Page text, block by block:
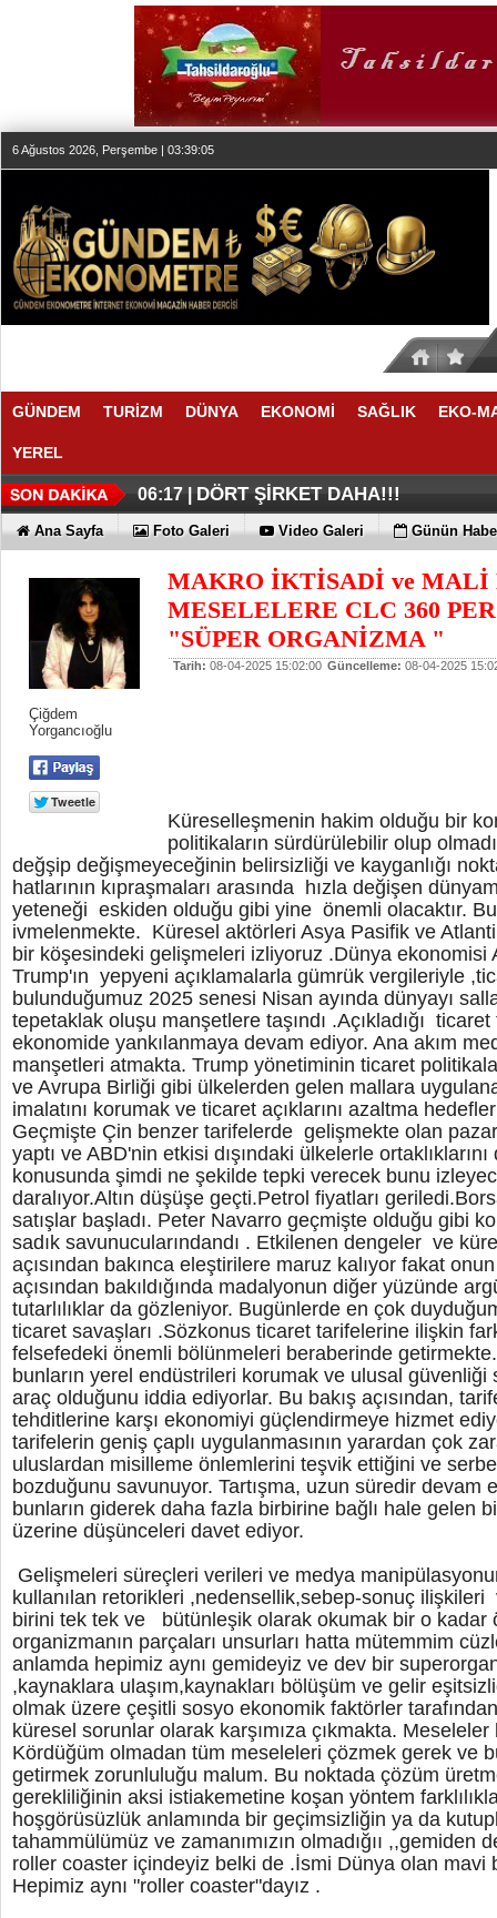
6 Ağustos 2026, Perşembe | 03:39:07
GÜNDEM TURİZM DÜNYA EKONOMİ SAĞLIK EKO-
YEREL
06:28 |EN İYİLER DEĞİL EN UYGUNLAR
06:23 |KOÇ GİBİ YATIRIM YAPTILAR
06:17 | DÖRT ŞİRKET DAHA!!!
06:13 |FUJİTSU'DAN YENİ RENK
Ana Sayfa Foto Galeri Video Galeri Günün
Çiğdem
Yorgancıoğlu
MAKRO İKTİSADİ ve MALİ
MESELELERE CLC 360
"SÜPER ORGANİZMA "
Tarih: 08-04-2025 15:02:00 Güncelleme: 08-04-2025
Küreselleşmenin hakim olduğu bir
politikaların sürdürülebilir olup
değşip değişmeyeceğinin belirsizliği ve kayganlığı
hatlarının kıpraşmaları arasında hızla değişen
yeteneği eskiden olduğu gibi yine önemli olacaktır.
ivmelenmekte. Küresel aktörleri Asya Pasifik ve
bir köşesindeki gelişmeleri izliyoruz .Dünya ekonomisi
Trump'ın yepyeni açıklamalarla gümrük vergileriyle
bulunduğumuz 2025 senesi Nisan ayında dünyayı
tepetaklak oluşu manşetlere taşındı .Açıkladığı
ekonomide yankılanmaya devam ediyor. Ana akım
manşetleri atmakta. Trump yönetiminin ticaret
ve Avrupa Birliği gibi ülkelerden gelen mallara
imalatını korumak ve ticaret açıklarını azaltma
Geçmişte Çin benzer tarifelerde gelişmekte olan
yaptı ve ABD'nin etkisi dışındaki ülkelerle
konusunda şimdi ne şekilde tepki verecek bunu
daralıyor.Altın düşüşe geçti.Petrol fiyatları
satışlar başladı. Peter Navarro geçmişte olduğu gibi
sadık savunucularındandı . Etkilenen dengeler ve
açısından bakınca eleştirilere maruz kalıyor fakat
açısından bakıldığında madalyonun diğer yüzünde
tutarlılıklar da gözleniyor. Bugünlerde en çok
ticaret savaşları .Sözkonus ticaret tarifelerine ilişkin
felsefedeki önemli bölünmeleri beraberinde
bunların yerel endüstrileri korumak ve ulusal
araç olduğunu iddia ediyorlar. Bu bakış açısından,
tehditlerine karşı ekonomiyi güçlendirmeye hizmet
tarifelerin geniş çaplı uygulanmasının yarardan çok
uluslardan misilleme önlemlerini teşvik ettiğini ve
bozduğunu savunuyor. Tartışma, uzun süredir devam
bunların giderek daha fazla birbirine bağlı hale gelen
üzerine düşünceleri davet ediyor.
Gelişmeleri süreçleri verileri ve medya
kullanılan retorikleri ,nedensellik,sebep-sonuç ilişkileri
birini tek tek ve bütünleşik olarak okumak bir o kadar
organizmanın parçaları unsurları hatta mütemmim
anlamda hepimiz aynı gemideyiz ve dev bir
,kaynaklara ulaşım,kaynakları bölüşüm ve gelir
olmak üzere çeşitli sosyo ekonomik faktörler
küresel sorunlar olarak karşımıza çıkmakta.
Kördüğüm olmadan tüm meseleleri çözmek gerek ve
getirmek zorunluluğu malum. Bu noktada çözüm
gerekliliğinin aksi istiakemetine koşan yöntem
hoşgörüsüzlük anlamında bir geçimsizliğin ya da
tahammülümüz ve zamanımızın olmadığıı ,,gemiden
roller coaster içindeyiz belki de .İsmi Dünya olan mavi
Hepimiz aynı "roller coaster"dayız .